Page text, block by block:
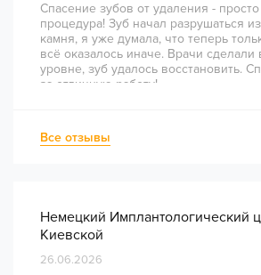
Спасение зубов от удаления -
процедура! Зуб начал разрушаться
камня, я уже думала, что теперь
всё оказалось иначе. Врачи
уровне, зуб удалось восстановить.
за отличную работу!
Все отзывы
Немецкий Имплантологический
Киевской
26.06.2026